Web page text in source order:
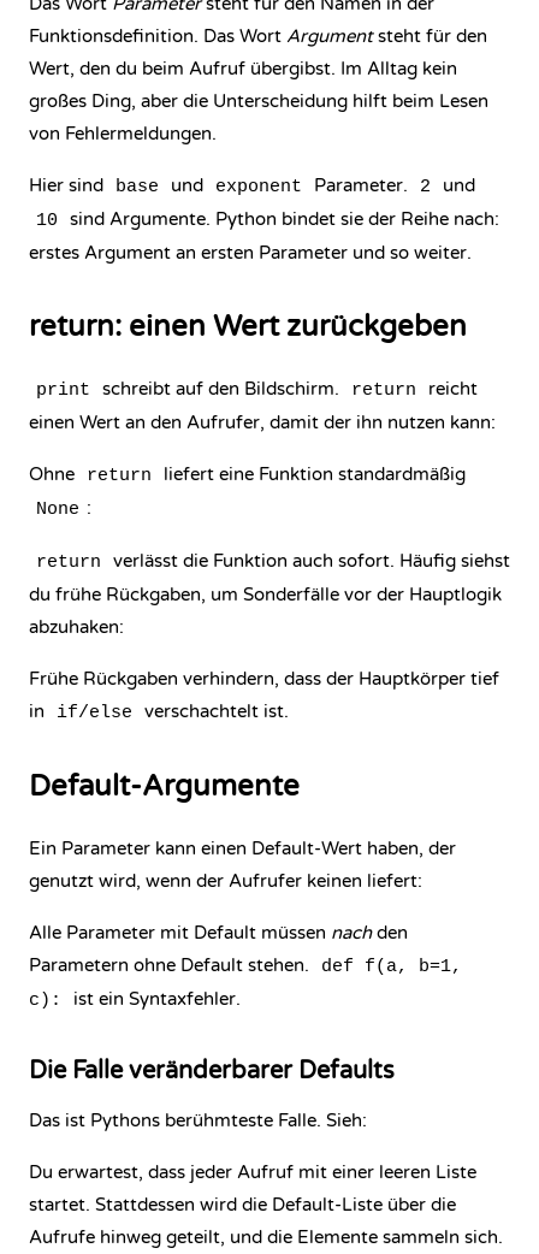
Funktionsdefinition. Das Wort Argumentsteht für den
Wert, den du beim Aufruf übergibst. Im Alltag kein
großes Ding, aber die Unterscheidung hilft beim Lesen
von Fehlermeldungen.
Hier sind base und exponent Parameter. 2 und
10
sind Argumente. Python bindet sie der Reihe nach:
erstes Argument an ersten Parameter und so weiter.
return: einen Wert zurückgeben
print schreibt auf den Bildschirm. return
reicht
einen Wert an den Aufrufer, damit der ihn nutzen kann:
Ohne return liefert eine Funktion standardmäßig
None :
return
verlässt die Funktion auch sofort. Häufig siehst
du frühe Rückgaben, um Sonderfälle vor der Hauptlogik
abzuhaken:
Frühe Rückgaben verhindern, dass der Hauptkörper tief
in
if/else verschachtelt ist.
Default-Argumente
Ein Parameter kann einen Default-Wert haben, der
genutzt wird, wenn der Aufrufer keinen liefert:
Alle Parameter mit Default müssen nachden
Parametern ohne Default stehen.
def f(a, b=1,
c):
ist ein Syntaxfehler.
Die Falle veränderbarer Defaults
Das ist Pythons berühmteste Falle. Sieh:
Du erwartest, dass jeder Aufruf mit einer leeren Liste
startet. Stattdessen wird die Default-Liste über die
Aufrufe hinweg geteilt, und die Elemente sammeln sich.